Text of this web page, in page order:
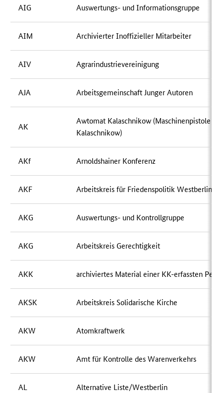
AIG Auswertungs- und Informationsgruppe
AIM Archivierter Inoffizieller Mitarbeiter
AIV Agrarindustrievereinigung
AJA Arbeitsgemeinschaft Junger Autoren
AK
Awtomat Kalaschnikow (Maschinenpistole
Kalaschnikow)
AKf Arnoldshainer Konferenz
AKF Arbeitskreis für Friedenspolitik Westberlin
AKG Auswertungs- und Kontrollgruppe
AKG Arbeitskreis Gerechtigkeit
AKK archiviertes Material einer KK-erfassten
AKSK Arbeitskreis Solidarische Kirche
AKW Atomkraftwerk
AKW Amt für Kontrolle des Warenverkehrs
AL Alternative Liste/Westberlin